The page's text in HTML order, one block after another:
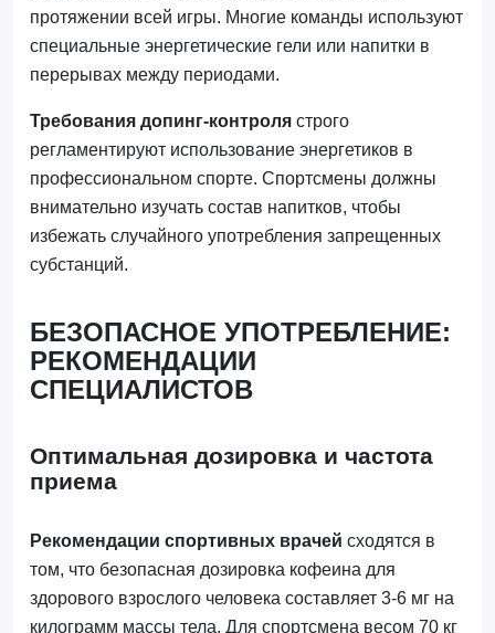
протяжении всей игры. Многие команды используют
специальные энергетические гели или напитки в
перерывах между периодами.
Требования допинг-контролястрого
регламентируют использование энергетиков в
профессиональном спорте. Спортсмены должны
внимательно изучать состав напитков, чтобы
избежать случайного употребления запрещенных
субстанций.
БЕЗОПАСНОЕ УПОТРЕБЛЕНИЕ:
РЕКОМЕНДАЦИИ
СПЕЦИАЛИСТОВ
Оптимальная дозировка и частота
приема
Рекомендации спортивных врачей сходятся в
том, что безопасная дозировка кофеина для
здорового взрослого человека составляет 3-6 мг на
килограмм массы тела. Для спортсмена весом 70 кг